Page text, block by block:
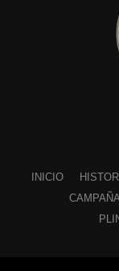
INICIO